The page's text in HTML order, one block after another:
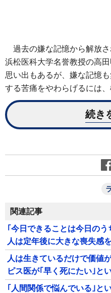
過去の嫌な記憶から解放
浜松医科大学名誉教授の高
思い出もあるが、嫌な記憶
する苦痛をやわらげるには
続き
関連記事
｢今日できることは今日の
人は定年後に大きな喪失感
人は生きているだけで価値
ピス医が｢早く死にたい｣と
｢人間関係で悩んでいる｣と